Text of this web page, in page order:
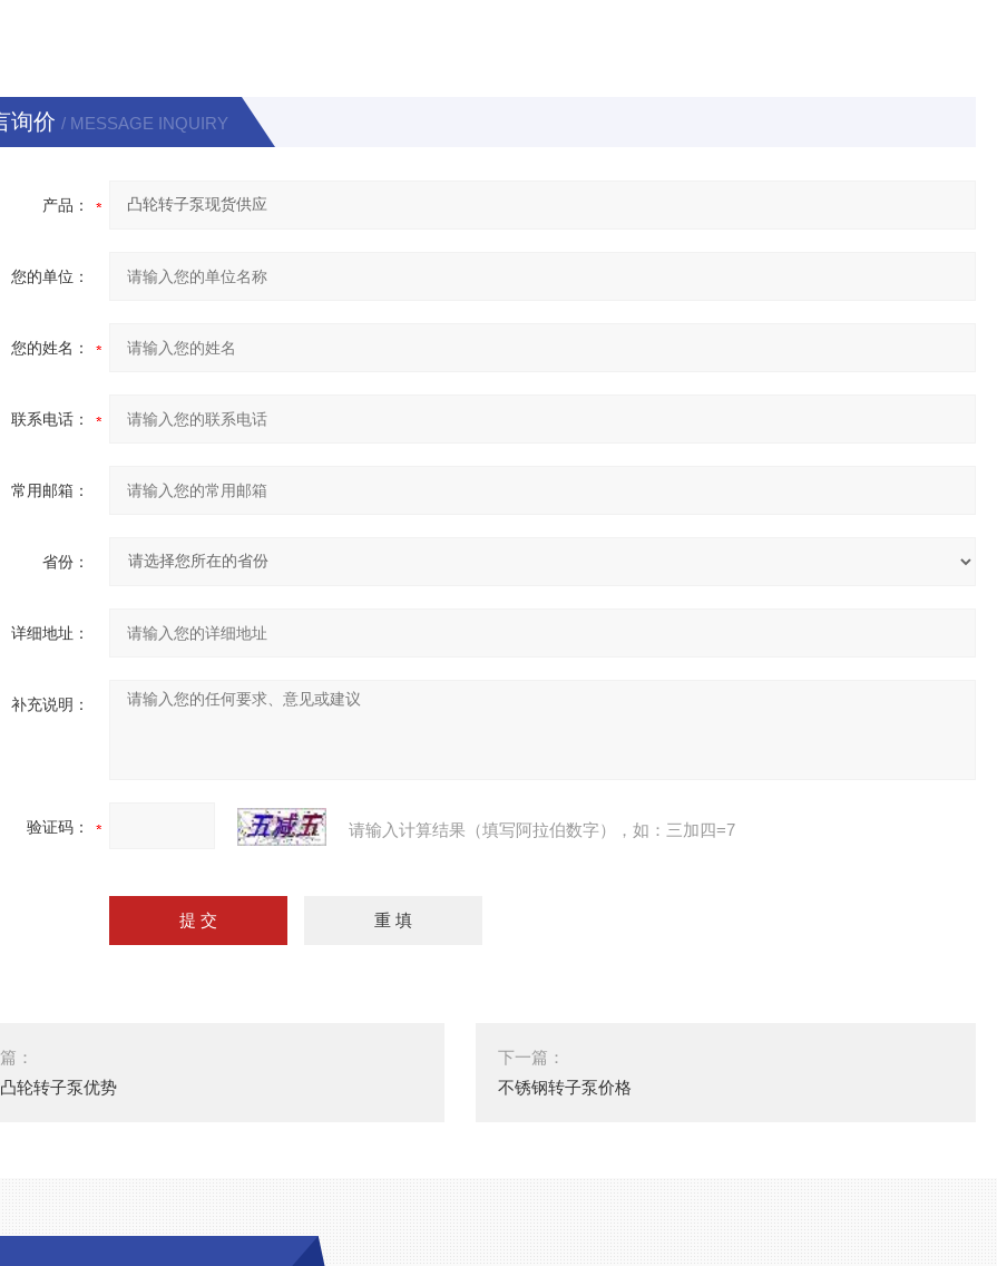
询价 / MESSAGE INQUIRY
产品：
您的单位：
您的姓名：
联系电话：
常用邮箱：
省份：
详细地址：
补充说明：
验证码： 请输入计算结果（填写阿拉伯数字），如：三加四=7
：
轮转子泵优势
下一篇：
不锈钢转子泵价格